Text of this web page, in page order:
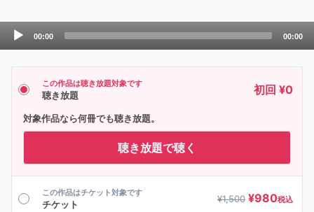
Audio
Player
00:00 00:00
この作品は聴き放題対象です
聴き放題 初回 ¥0
対象作品なら何冊でも聴き放題。
聴き放題で聴く
この作品はチケット対象です
チケット ¥1,500 ¥980税込